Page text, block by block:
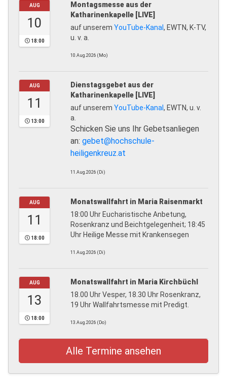
AUG
10
18:00
Montagsmesse aus der
Katharinenkapelle [LIVE]
auf unserem YouTube-Kanal, EWTN, K-TV,
u. v. a.
10.Aug.2026 (Mo)
AUG
11
13:00
Dienstagsgebet aus der
Katharinenkapelle [LIVE]
auf unserem YouTube-Kanal, EWTN, u. v.
a.
Schicken Sie uns Ihr Gebetsanliegen
an: gebet@hochschule-
heiligenkreuz.at
11.Aug.2026 (Di)
AUG
11
18:00
Monatswallfahrt in Maria Raisenmarkt
18:00 Uhr Eucharistische Anbetung,
Rosenkranz und Beichtgelegenheit; 18:45
Uhr Heilige Messe mit Krankensegen
11.Aug.2026 (Di)
AUG
13
18:00
Monatswallfahrt in Maria Kirchbüchl
18.00 Uhr Vesper, 18.30 Uhr Rosenkranz,
19 Uhr Wallfahrtsmesse mit Predigt.
13.Aug.2026 (Do)
Alle Termine ansehen